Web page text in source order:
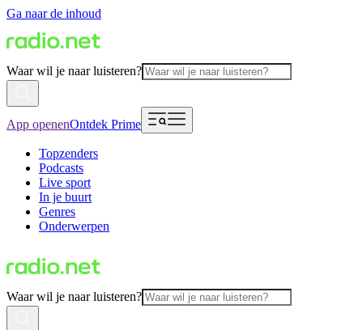
Ga naar de inhoud
Waar wil je naar luisteren?
App openenOntdek Prime
Topzenders
Podcasts
Live sport
In je buurt
Genres
Onderwerpen
Waar wil je naar luisteren?